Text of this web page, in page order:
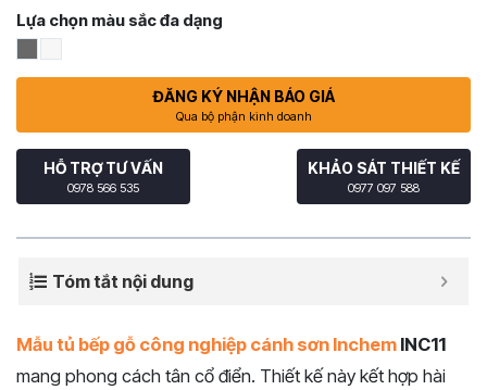
Lựa chọn màu sắc đa dạng
ĐĂNG KÝ NHẬN BÁO GIÁ
Qua bộ phận kinh doanh
HỖ TRỢ TƯ VẤN
0978 566 535
KHẢO SÁT THIẾT KẾ
0977 097 588
Tóm tắt nội dung
Mẫu tủ bếp gỗ công nghiệp cánh sơn Inchem INC11
mang phong cách tân cổ điển. Thiết kế này kết hợp hài